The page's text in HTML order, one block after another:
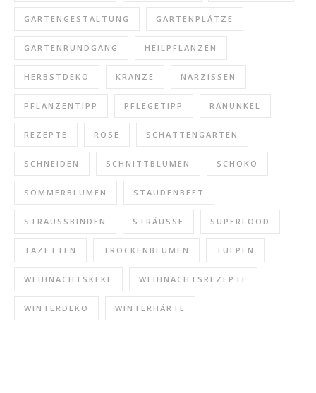
GARTENGESTALTUNG GARTENPLÄTZE
GARTENRUNDGANG HEILPFLANZEN
HERBSTDEKO KRÄNZE NARZISSEN
PFLANZENTIPP PFLEGETIPP RANUNKEL
REZEPTE ROSE SCHATTENGARTEN
SCHNEIDEN SCHNITTBLUMEN SCHOKO
SOMMERBLUMEN STAUDENBEET
STRAUSSBINDEN STRÄUSSE SUPERFOOD
TAZETTEN TROCKENBLUMEN TULPEN
WEIHNACHTSKEKE WEIHNACHTSREZEPTE
WINTERDEKO WINTERHÄRTE